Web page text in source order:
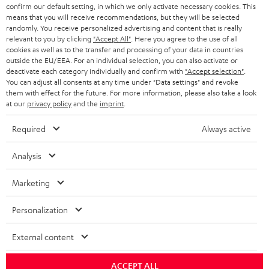
Für die Wahl des für dich passenden stationären Bluetooth-Speakers oder
tragbaren Lautsprechers mit Bluetooth, nutze einfach unseren
Produktvergleichund entdecke die besten Speaker in dieser Kategorie für
deine Zwecke.
WLAN-Lautsprecher
Zusätzlich hast du bei vielen unserer Indoor-Speaker auch die Möglichkeit,
per WLAN zu streamen und über eine App die bequeme Steuerung per
Smartphone zu nutzen. Verwalte mit der Teufel Raumfeld App oder der
Teufel Home App und unseren
deine
Lautsprechern, Soundsystemen, portablen wie kabelgebundenen
Produktseiten findest.
Relevante Artikel zum Thema Bluetooth in unserem
Blog:
Bluetooth macht drahtlose Audio-Übertragung möglich
SMART HOME
BLUETOOTH-LAUTSPRECHER
KOPFHÖRER
BLUETOOTH-KOPFHÖRER
LAUTSPRECHER
ULTIMA-SERIE
IN-EAR-KOPFHÖRER
FANSHOP
NEUHEITEN
GESCHÄFTSKUNDEN
PARTNERPROGRAMM
BLOG
NEWSLETTER
STORES
DEINE VORTEILE BEI TEUFEL
TEUFEL STORY
UNSER MANAGEMENT
ÖSTERREICH
SCHWEIZ
NIEDERLANDE
BELGIEN
POLEN
SPANIEN
ITALIEN
Technische Änderungen, Tippfehler und Irrtum vorbehalten. Das auf unseren
Fotos abgebildete Zubehör ist nicht im Lieferumfang enthalten. Etwaige
confirm our default setting, in which we only activate necessary cookies. This
means that you will receive recommendations, but they will be selected
randomly. You receive personalized advertising and content that is really
relevant to you by clicking "Accept All" . Here you agree to the use of all
cookies as well as to the transfer and processing of your data in countries
outside the EU/EEA. For an individual selection, you can also activate or
deactivate each category individually and confirm with "Accept selection"
You can adjust all consents at any time under "Data settings" and revoke
them with effect for the future. For more information, please also take a look
at our privacy policyand the imprint
Required Always active
Analysis
Marketing
Personalization
External content
ACCEPT ALL